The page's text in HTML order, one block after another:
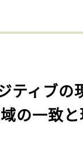
ティブの
の一致